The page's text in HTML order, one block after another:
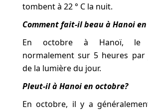
tombent à 22 ° C la nuit.
Comment fait-il beau à Hanoi
En octobre à Hanoï, le
normalement sur 5 heures par
de la lumière du jour.
Pleut-il à Hanoi en octobre?
En octobre, il y a